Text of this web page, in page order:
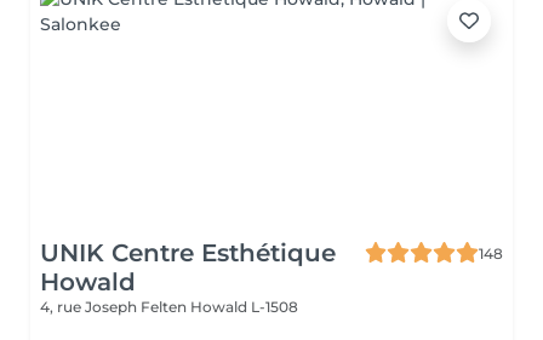
UNIK Centre Esthétique
Howald
148
4, rue Joseph Felten Howald L-1508